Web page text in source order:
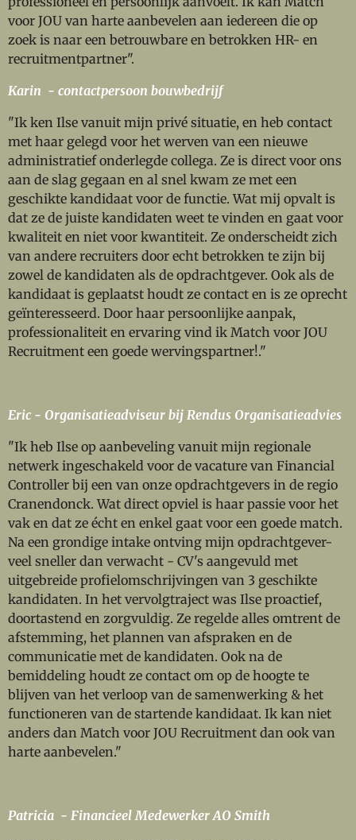
voor JOU van harte aanbevelen aan iedereen die op
zoek is naar een betrouwbare en betrokken HR- en
recruitmentpartner".
Karin - contactpersoon bouwbedrijf
"Ik ken Ilse vanuit mijn privé situatie, en heb contact
met haar gelegd voor het werven van een nieuwe
administratief onderlegde collega. Ze is direct voor ons
aan de slag gegaan en al snel kwam ze met een
geschikte kandidaat voor de functie. Wat mij opvalt is
dat ze de juiste kandidaten weet te vinden en gaat voor
kwaliteit en niet voor kwantiteit. Ze onderscheidt zich
van andere recruiters door echt betrokken te zijn bij
zowel de kandidaten als de opdrachtgever. Ook als de
kandidaat is geplaatst houdt ze contact en is ze oprecht
geïnteresseerd. Door haar persoonlijke aanpak,
professionaliteit en ervaring vind ik Match voor JOU
Recruitment een goede wervingspartner!."
Eric - Organisatieadviseur bij Rendus Organisatieadvies
"Ik heb Ilse op aanbeveling vanuit mijn regionale
netwerk ingeschakeld voor de vacature van Financial
Controller bij een van onze opdrachtgevers in de regio
Cranendonck. Wat direct opviel is haar passie voor het
vak en dat ze écht en enkel gaat voor een goede match.
Na een grondige intake ontving mijn opdrachtgever-
veel sneller dan verwacht - CV's aangevuld met
uitgebreide profielomschrijvingen van 3 geschikte
kandidaten. In het vervolgtraject was Ilse proactief,
doortastend en zorgvuldig. Ze regelde alles omtrent de
afstemming, het plannen van afspraken en de
communicatie met de kandidaten. Ook na de
bemiddeling houdt ze contact om op de hoogte te
blijven van het verloop van de samenwerking & het
functioneren van de startende kandidaat. Ik kan niet
anders dan Match voor JOU Recruitment dan ook van
harte aanbevelen."
Patricia - Financieel Medewerker AO Smith